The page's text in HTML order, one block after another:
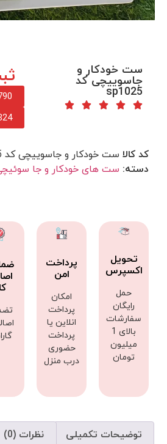
ست خودکار و
جاسوییچی کد
sp1025
کد کالا ست خودکار و جاسوییچی کد sp1025
دسته: ست های خودکار و جا
تحویل
اکسپرس
حمل
رایگان
سفارشات
بالای 1
میلیون
تومان
پرداخت
امن
امکان
پرداخت
انلاین یا
پرداخت
حضوری
درب منزل
توضیحات تکمیلی نظرات (0)